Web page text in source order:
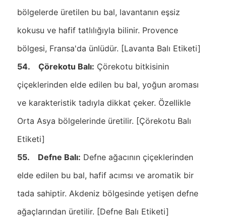
bölgelerde üretilen bu bal, lavantanın eşsiz
kokusu ve hafif tatlılığıyla bilinir. Provence
bölgesi, Fransa'da ünlüdür. [Lavanta Balı Etiketi]
54. Çörekotu Balı: Çörekotu bitkisinin
çiçeklerinden elde edilen bu bal, yoğun aroması
ve karakteristik tadıyla dikkat çeker. Özellikle
Orta Asya bölgelerinde üretilir. [Çörekotu Balı
Etiketi]
55. Defne Balı: Defne ağacının çiçeklerinden
elde edilen bu bal, hafif acımsı ve aromatik bir
tada sahiptir. Akdeniz bölgesinde yetişen defne
ağaçlarından üretilir. [Defne Balı Etiketi]